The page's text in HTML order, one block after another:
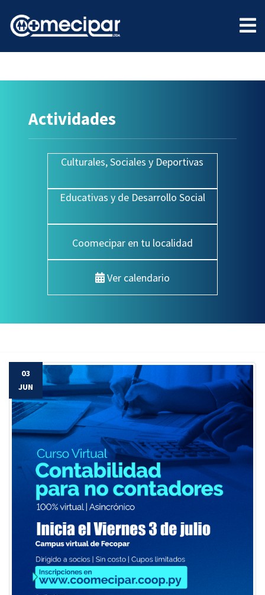
Actividades
Culturales, Sociales y Deportivas
Educativas y de Desarrollo Social
Coomecipar en tu localidad
Ver calendario
03
JUN